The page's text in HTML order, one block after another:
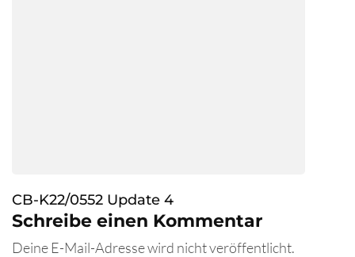
CB-K22/0552 Update 4
Schreibe einen Kommentar
Deine E-Mail-Adresse wird nicht veröffentlicht.